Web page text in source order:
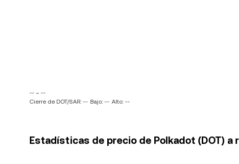
-- ~ --
Cierre de DOT/SAR: -- Bajo: -- Alto: --
Estadísticas de precio de Polkadot (DOT) a